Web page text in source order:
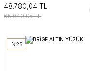
48.780,04 TL
65.040,05 TL
%25